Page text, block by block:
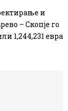
и
– Скопје го
1,244,231 евра